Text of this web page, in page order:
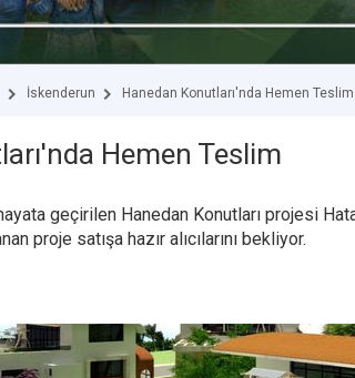
İskenderun Hanedan Konutları'nda Hemen Teslim
Hemen Teslim
geçirilen Hanedan Konutları projesi
proje satışa hazır alıcılarını bekliyor.